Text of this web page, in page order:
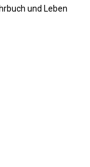
und Leben